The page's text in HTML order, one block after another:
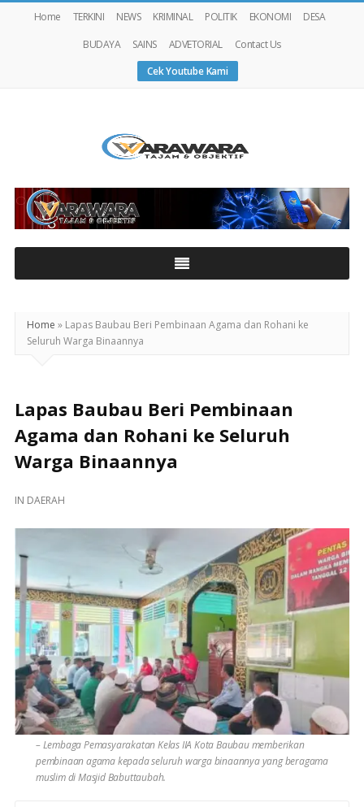
Home TERKINI NEWS KRIMINAL POLITIK EKONOMI
DESA
BUDAYA
SAINS ADVETORIAL
Contact Us
Cek Youtube Kami
Home » Lapas Baubau Beri Pembinaan Agama dan Rohani ke
Seluruh Warga Binaannya
Lapas Baubau Beri Pembinaan
Agama dan Rohani ke Seluruh
Warga Binaannya
IN DAERAH
– Lembaga Pemasyarakatan Kelas IIA Kota Baubau memberikan
pembinaan agama kepada seluruh warga binaannya yang beragama
muslim di Masjid Babuttaubah.